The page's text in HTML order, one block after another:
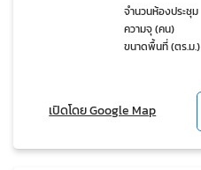
จำนวนห้องประชุม
ความจุ (คน)
ขนาดพื้นที่ (ตร.ม.)
เปิดโดย Google Map